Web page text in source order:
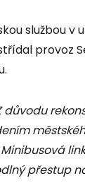
službou v
provoz
důvodu
přestup